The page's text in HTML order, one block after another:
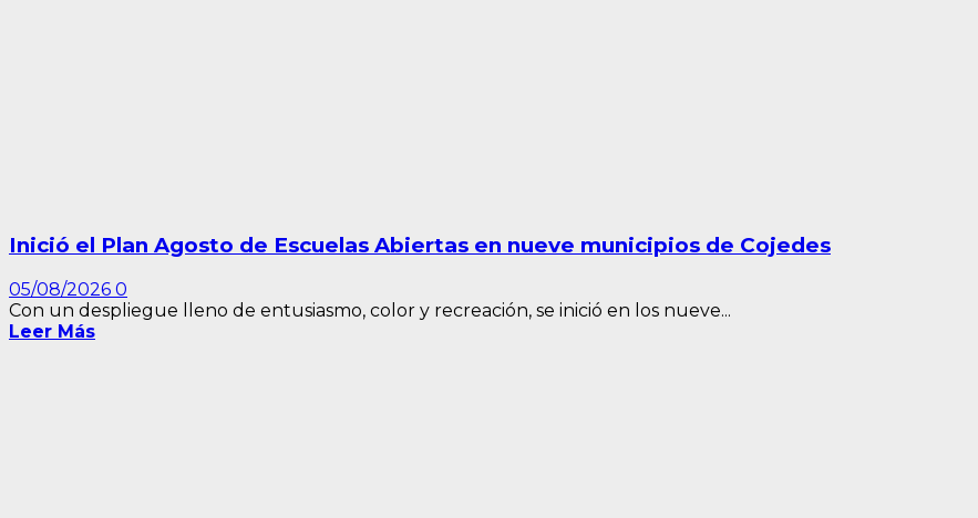
Inició el Plan Agosto de Escuelas Abiertas en nueve municipios de Cojedes
05/08/2026 0
Con un despliegue lleno de entusiasmo, color y recreación, se inició en los nueve...
Leer Más